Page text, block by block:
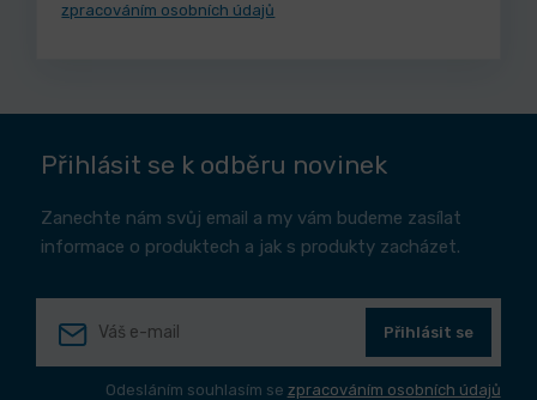
zpracováním osobních údajů
Přihlásit se k odběru novinek
Zanechte nám svůj email a my vám budeme zasílat
informace o produktech a jak s produkty zacházet.
Přihlásit se
Odesláním souhlasím se zpracováním osobních údajů